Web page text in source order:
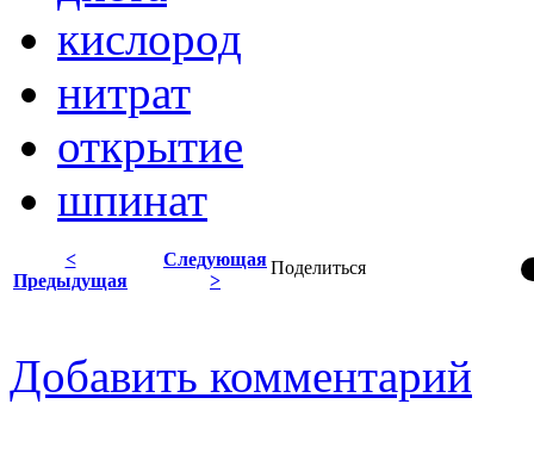
кислород
нитрат
открытие
шпинат
Поделиться
<
Предыдущая
Следующая
>
Добавить комментарий